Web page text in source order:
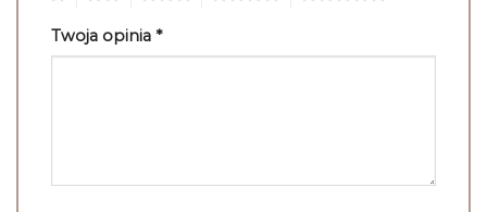
Twoja opinia *